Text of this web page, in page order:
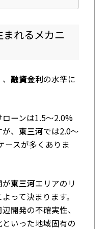
れるメカニ
融資金利の水準に
ーンは1.5〜2.0%
、 東三河では2.0〜
ースが多くありま
が東三河エリアのリ
って決まります。
開発の不確実性、
いった地域固有の